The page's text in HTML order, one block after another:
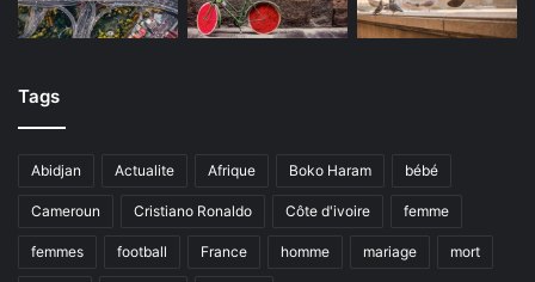
Tags
Abidjan Actualite Afrique Boko Haram bébé
Cameroun Cristiano Ronaldo Côte d'ivoire femme
femmes football France homme mariage mort